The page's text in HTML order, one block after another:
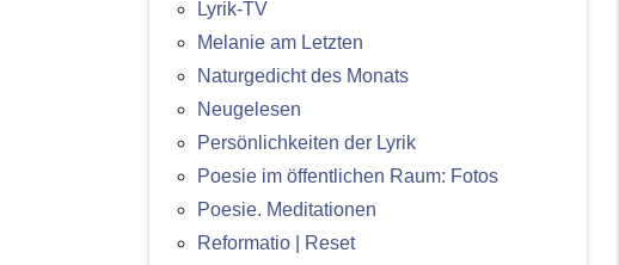
Lyrik-TV
Melanie am Letzten
Naturgedicht des Monats
Neugelesen
Persönlichkeiten der Lyrik
Poesie im öffentlichen Raum: Fotos
Poesie. Meditationen
Reformatio | Reset